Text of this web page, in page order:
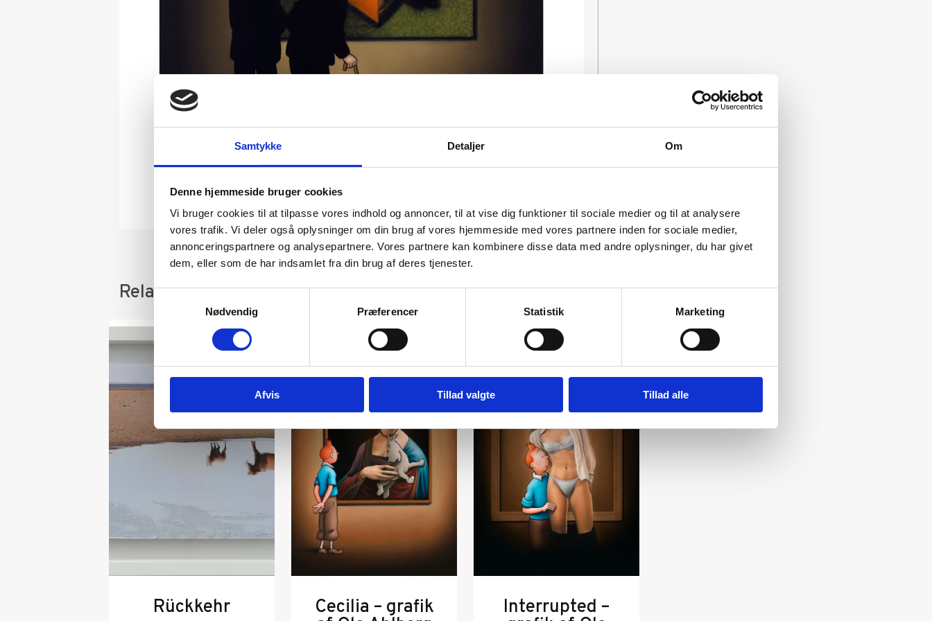
Samtykke Detaljer Om
Denne hjemmeside bruger cookies
Vi bruger cookies til at tilpasse vores indhold og annoncer, til at vise dig funktioner til sociale medier og til at analysere
vores trafik. Vi deler også oplysninger om din brug af vores hjemmeside med vores partnere inden for sociale medier,
annonceringspartnere og analysepartnere. Vores partnere kan kombinere disse data med andre oplysninger, du har givet
dem, eller som de har indsamlet fra din brug af deres tjenester.
Nødvendig
Præferencer Statistik Marketing
Afvis Tillad valgte Tillad alle
Relaterede varer
Rückkehr Cecilia – grafik Interrupted –